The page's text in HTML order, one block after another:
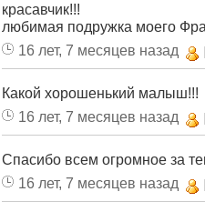
красавчик!!!
любимая подружка моего
16 лет, 7 месяцев назад
Какой хорошенький малыш!!!
16 лет, 7 месяцев назад
Спасибо всем огромное за
16 лет, 7 месяцев назад